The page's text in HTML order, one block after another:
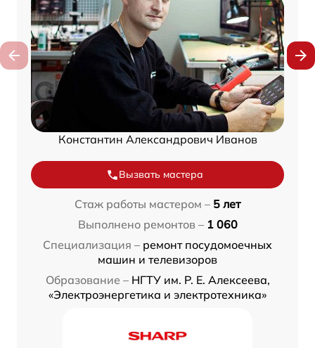
Константин Александрович Иванов
Вызвать мастера
Стаж работы мастером – 5 лет
Выполнено ремонтов – 1 060
Специализация – ремонт посудомоечных
машин и телевизоров
Образование – НГТУ им. Р. Е. Алексеева,
«Электроэнергетика и электротехника»